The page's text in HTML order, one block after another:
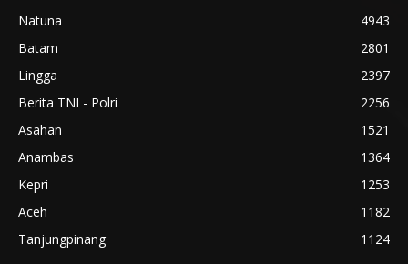
Natuna
4943
Batam
2801
Lingga
2397
Berita TNI - Polri
2256
Asahan
1521
Anambas
1364
Kepri
1253
Aceh
1182
Tanjungpinang
1124